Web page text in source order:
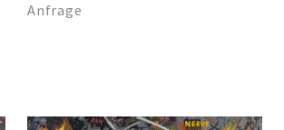
Anfrage